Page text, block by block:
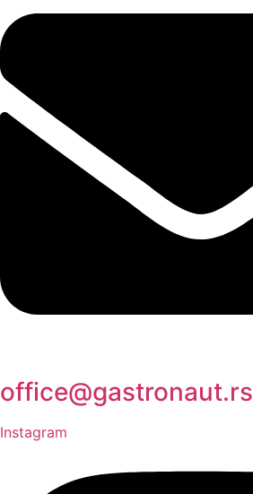
office@gastronaut.rs
Instagram